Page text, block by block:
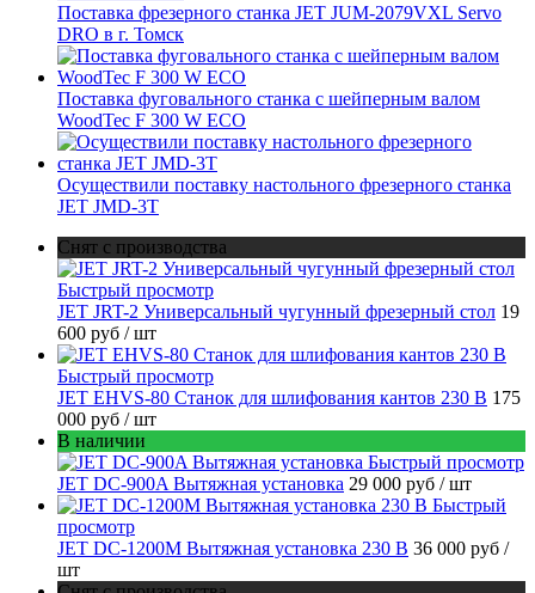
Поставка фрезерного станка JET JUM-2079VXL Servo
DRO в г. Томск
Поставка фуговального станка с шейперным валом
WoodTec F 300 W ECO
Осуществили поставку настольного фрезерного станка
JET JMD-3T
Снят с производства
Быстрый просмотр
JET JRT-2 Универсальный чугунный фрезерный стол 19
600 руб / шт
Быстрый просмотр
JET EHVS-80 Станок для шлифования кантов 230 В 175
000 руб / шт
В наличии
Быстрый просмотр
JET DC-900A Вытяжная установка 29 000 руб / шт
Быстрый
просмотр
JET DC-1200M Вытяжная установка 230 В 36 000 руб /
шт